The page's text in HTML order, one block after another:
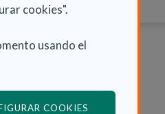
cookies".
usando el
COOKIES